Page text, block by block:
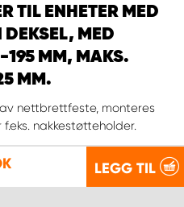
TIL ENHETER MED
DEKSEL, MED
195 MM, MAKS.
MM.
nettbrettfeste, monteres
nakkestøtteholder.
LEGG TIL